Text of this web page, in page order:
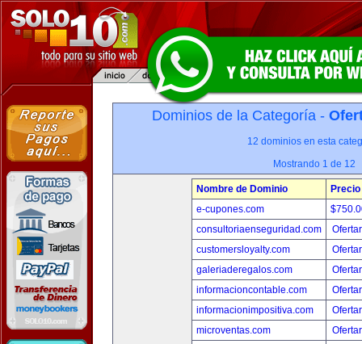
Dominios de la Categoría -
12 dominios en esta
Mostrando 1 de 12
Nombre de Dominio
Precio
e-cupones.com
consultoriaenseguridad.com
customersloyalty.com
galeriaderegalos.com
informacioncontable.com
informacionimpositiva.com
microventas.com